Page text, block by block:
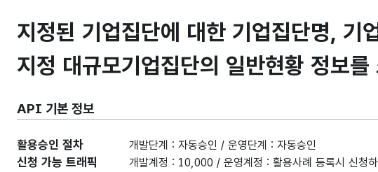
지정된 기업집단에 대한 기업집단명, 기
지정 대규모기업집단의 일반현황 정보를
API 기본 정보
활용승인 절차 개발단계 : 자동승인 / 운영단계 : 자동승인
신청 가능 트래픽 개발계정 : 10,000 / 운영계정 : 활용사례 등록시 신청